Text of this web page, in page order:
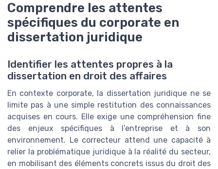
Comprendre les attentes
spécifiques du corporate en
dissertation juridique
Identifier les attentes propres à la
dissertation en droit des affaires
En contexte corporate, la dissertation juridique ne se
limite pas à une simple restitution des connaissances
acquises en cours. Elle exige une compréhension fine
des enjeux spécifiques à l’entreprise et à son
environnement. Le correcteur attend une capacité à
relier la problématique juridique à la réalité du secteur,
en mobilisant des éléments concrets issus du droit des